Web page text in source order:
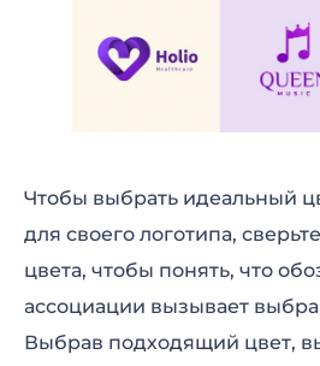
Чтобы выбрать идеальный
для своего логотипа,
цвета, чтобы понять, что
ассоциации вызывает
Выбрав подходящий цвет,